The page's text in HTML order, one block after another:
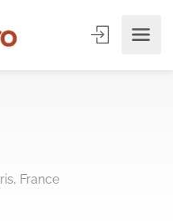
France